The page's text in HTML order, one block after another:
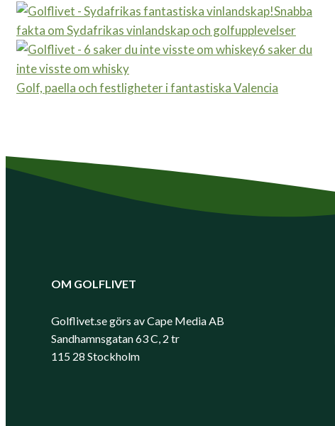
Snabba
fakta om Sydafrikas vinlandskap och golfupplevelser
6 saker du
inte visste om whisky
Golf, paella och festligheter i fantastiska Valencia
OM GOLFLIVET
Golflivet.se görs av Cape Media AB
Sandhamnsgatan 63 C, 2 tr
115 28 Stockholm